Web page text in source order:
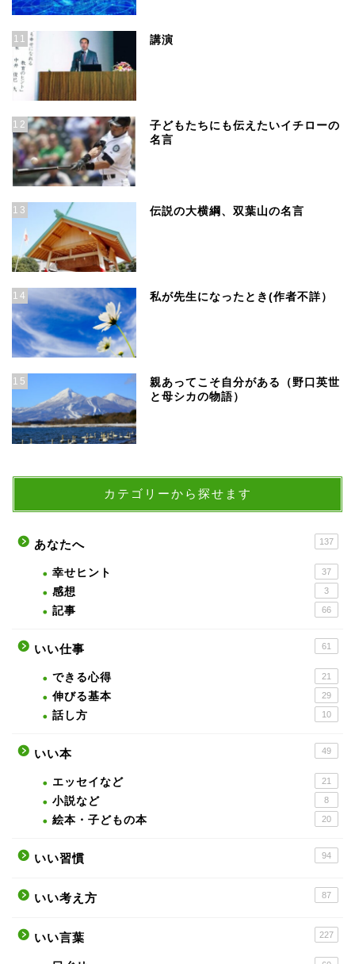
11 講演
12
子どもたちにも伝えたいイチローの
名言
13 伝説の大横綱、双葉山の名言
14 私が先生になったとき(作者不詳）
15
親あってこそ自分がある（野口英世
と母シカの物語）
カテゴリーから探せます
あなたへ 137
幸せヒント 37
感想 3
記事 66
いい仕事 61
できる心得 21
伸びる基本 29
話し方 10
いい本 49
エッセイなど 21
小説など 8
絵本・子どもの本 20
いい習慣 94
いい考え方 87
いい言葉 227